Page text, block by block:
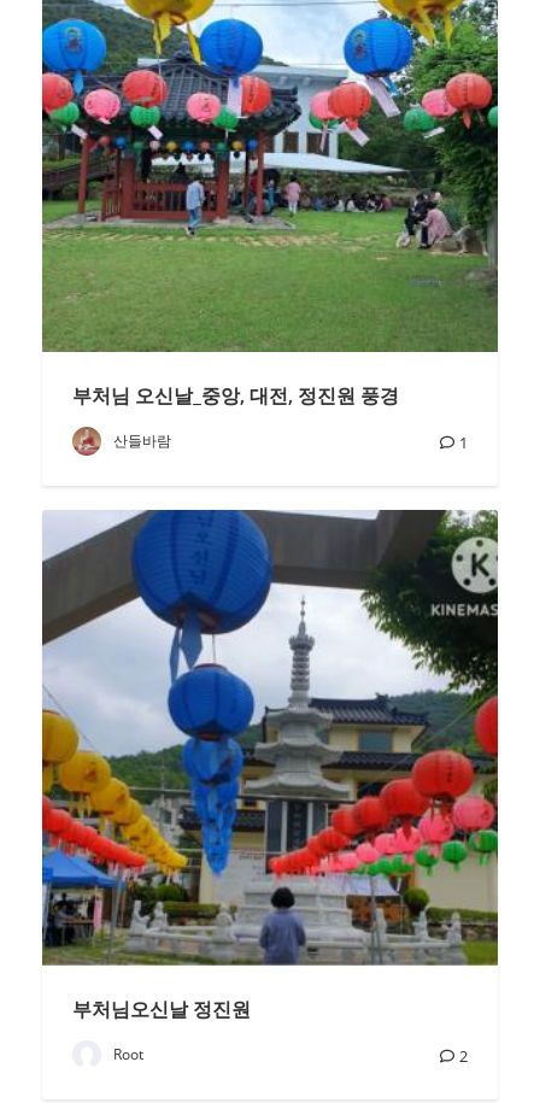
부처님 오신날_중앙, 대전, 정진원 풍경
산들바람 1
부처님오신날 정진원
Root 2